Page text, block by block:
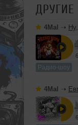
ДРУГИЕ
4Mal ➝ Ну,
Радио-шоу
4Mal ➝